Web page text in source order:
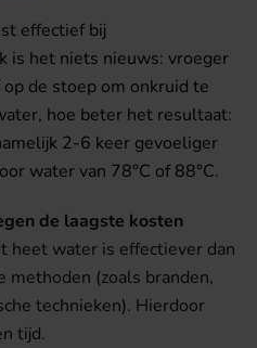
effectief bij
is het niets nieuws: vroeger
de stoep om onkruid te
hoe beter het resultaat:
2-6 keer gevoeliger
water van 78°C of 88°C.
de laagste kosten
heet water is effectiever dan
methoden (zoals branden,
technieken). Hierdoor
tijd.